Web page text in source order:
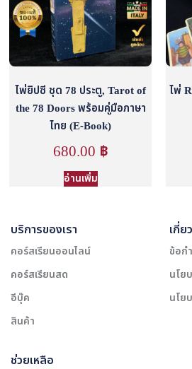
ไพ่ยิปซี ชุด 78 ประตู, Tarot of
the 78 Doors พร้อมคู่มือภาษา
ไทย (E-Book)
680.00 ฿
อ่านเพิ่ม
ไพ่
บริการของเรา
คอร์สเรียนออนไลน์
คอร์สเรียนสด
อีบุ๊ค
สินค้า
เกี่ย
ข้อก
นโย
นโย
ช่วยเหลือ